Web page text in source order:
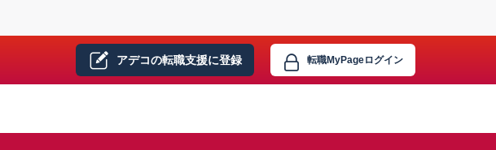
アデコの転職支援に登録 転職MyPageログイン